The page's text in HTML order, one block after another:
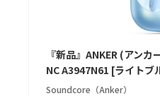
『新品』ANKER (アン
NC A3947N61 [ライトブ
Soundcore（Anker）